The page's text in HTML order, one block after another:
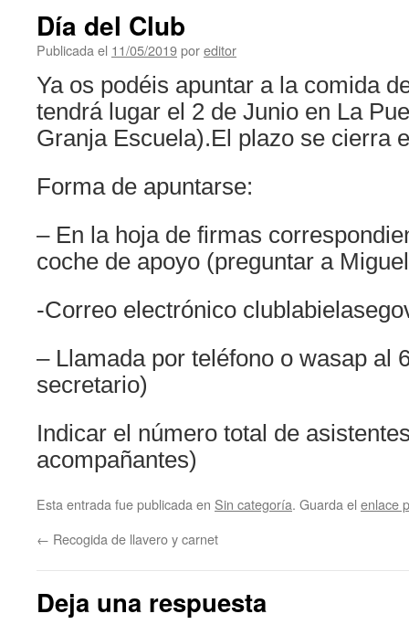
Día del Club
Publicada el 11/05/2019poreditor
Ya os podéis apuntar a la comida
tendrá lugar el 2 de Junio en La
Granja Escuela).El plazo se cierra
Forma de apuntarse:
– En la hoja de firmas
coche de apoyo (preguntar a
-Correo electrónico
– Llamada por teléfono o wasap al
secretario)
Indicar el número total de
acompañantes)
Esta entrada fue publicada en Sin categoría. Guarda el enlace
← Recogida de llavero y carnet
Deja una respuesta